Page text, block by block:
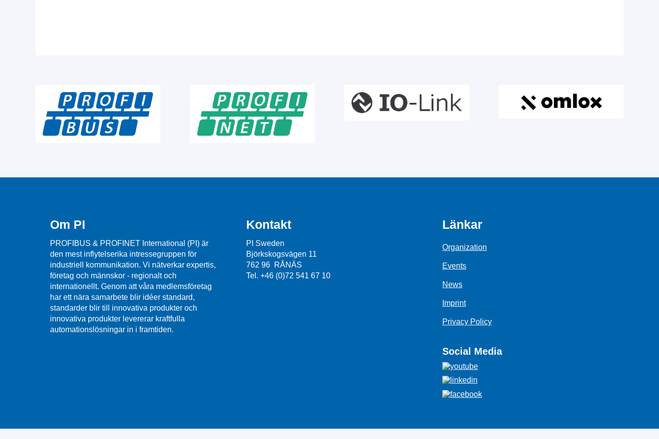
Om PI
PROFIBUS & PROFINET International (PI) är
den mest inflytelserika intressegruppen för
industriell kommunikation. Vi nätverkar expertis,
företag och männskor - regionalt och
internationellt. Genom att våra medlemsföretag
har ett nära samarbete blir idéer standard,
standarder blir till innovativa produkter och
innovativa produkter levererar kraftfulla
automationslösningar in i framtiden.
Kontakt
PI Sweden
Björkskogsvägen 11
762 96 RÅNÄS
Tel. +46 (0)72 541 67 10
Länkar
Organization
Events
News
Imprint
Privacy Policy
Social Media